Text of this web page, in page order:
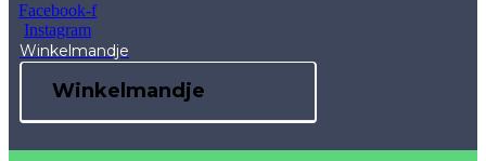
Facebook-f
Instagram
Winkelmandje
Winkelmandje